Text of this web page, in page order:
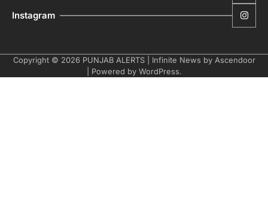
Instagram
Copyright © 2026 PUNJAB ALERTS| Infinite News by Ascendoor
| Powered by WordPress.